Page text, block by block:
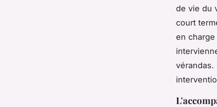
de vie du
court
en
vérandas.